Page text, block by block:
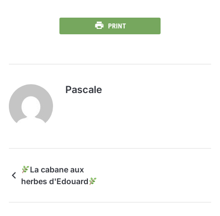
PRINT
Pascale
La cabane aux
herbes d'Edouard